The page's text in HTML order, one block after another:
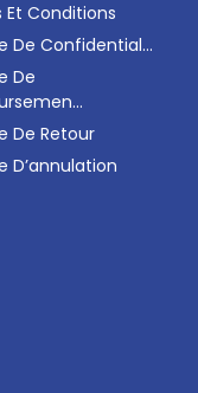
Et Conditions
De Confidential...
De
De Retour
D’annulation